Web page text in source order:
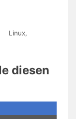
Linux,
diesen